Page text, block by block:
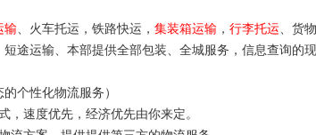
输、火车托运，铁路快运， 集装箱运输 ， 行李托运、货
途运输、本部提供全部包装、全城服务，信息查询的
的个性化物流服务）
，速度优先，经济优先由你来定。